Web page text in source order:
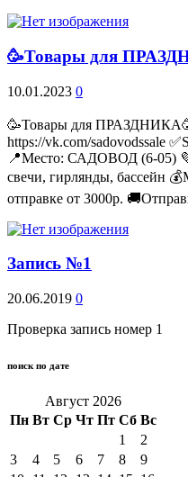
🥳Товары для
10.01.2023 0
🥳Товары для ПРАЗДНИКА🥳
https://vk.com/sadovodssale
📍Место: САДОВОД (6-05)
свечи, гирлянды, бассейн
отправке от 3000р.
Запись №1
20.06.2019 0
Проверка запись номер 1
поиск по дате
Август 2026
Пн Вт Ср Чт Пт Сб Вс
1
2
3
4 5 6 7 8
9